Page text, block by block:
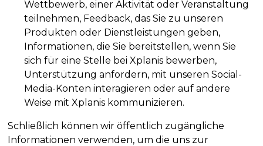
Wettbewerb, einer Aktivität oder Veranstaltung
teilnehmen, Feedback, das Sie zu unseren
Produkten oder Dienstleistungen geben,
Informationen, die Sie bereitstellen, wenn Sie
sich für eine Stelle bei Xplanis bewerben,
Unterstützung anfordern, mit unseren Social-
Media-Konten interagieren oder auf andere
Weise mit Xplanis kommunizieren.
Schließlich können wir öffentlich zugängliche
Informationen verwenden, um die uns zur